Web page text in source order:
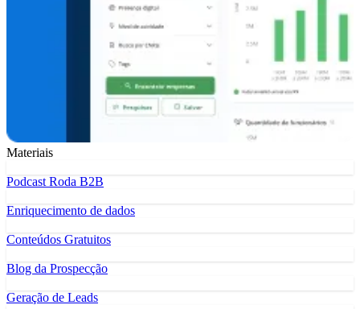
Materiais
Podcast Roda B2B
Enriquecimento de dados
Conteúdos Gratuitos
Blog da Prospecção
Geração de Leads